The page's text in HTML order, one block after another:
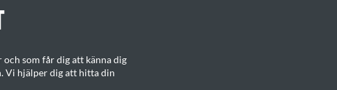
som får dig att känna dig
Vi hjälper dig att hitta din